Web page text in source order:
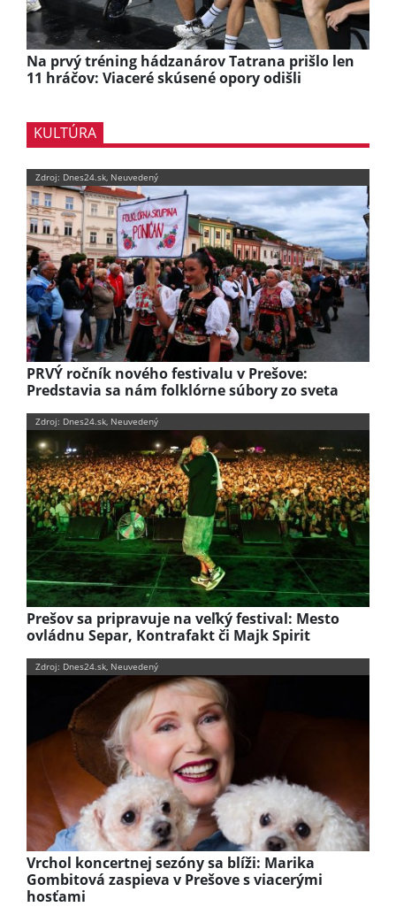
Na prvý tréning hádzanárov Tatrana prišlo len
11 hráčov: Viaceré skúsené opory odišli
KULTÚRA
Zdroj: Dnes24.sk, Neuvedený
PRVÝ ročník nového festivalu v Prešove:
Predstavia sa nám folklórne súbory zo sveta
Zdroj: Dnes24.sk, Neuvedený
Prešov sa pripravuje na veľký festival: Mesto
ovládnu Separ, Kontrafakt či Majk Spirit
Zdroj: Dnes24.sk, Neuvedený
Vrchol koncertnej sezóny sa blíži: Marika
Gombitová zaspieva v Prešove s viacerými
hosťami